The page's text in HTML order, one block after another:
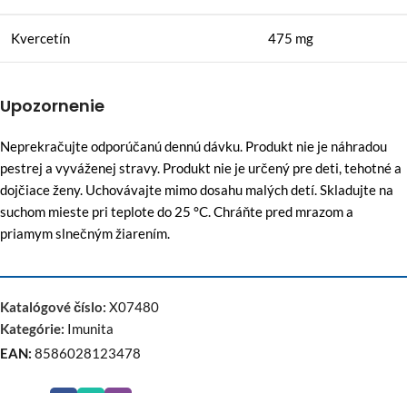
Kvercetín 475 mg
Upozornenie
Neprekračujte odporúčanú dennú dávku. Produkt nie je náhradou
pestrej a vyváženej stravy. Produkt nie je určený pre deti, tehotné a
dojčiace ženy. Uchovávajte mimo dosahu malých detí. Skladujte na
suchom mieste pri teplote do 25 °C. Chráňte pred mrazom a
priamym slnečným žiarením.
Katalógové číslo: X07480
Kategórie: Imunita
EAN: 8586028123478